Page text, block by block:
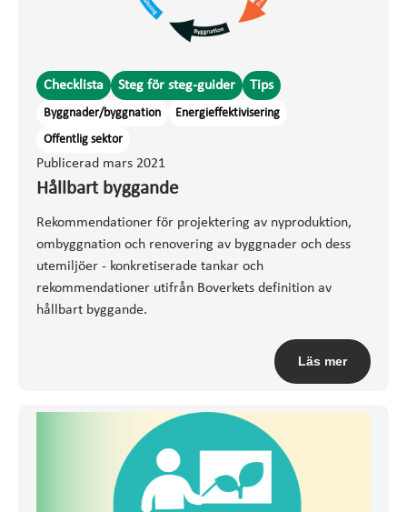
Publicerad mars 2021
Hållbart byggande
Rekommendationer för projektering av nyproduktion,
ombyggnation och renovering av byggnader och dess
utemiljöer - konkretiserade tankar och
rekommendationer utifrån Boverkets definition av
hållbart byggande.
Checklista Steg för steg-guider Tips
Byggnader/byggnation
Energieffektivisering
Offentlig sektor
Läs mer